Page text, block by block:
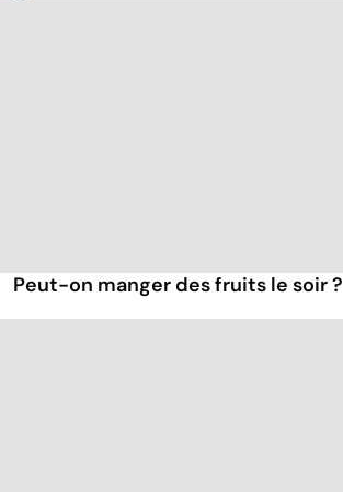
Peut-on manger des fruits le soir ?